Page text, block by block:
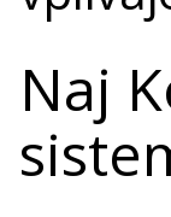
Naj